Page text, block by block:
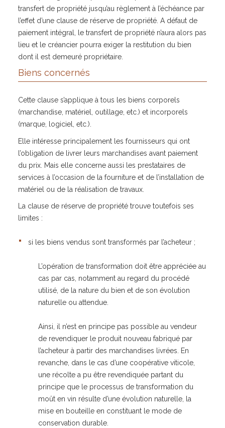
transfert de propriété jusqu’au règlement à l’échéance par
l’effet d’une clause de réserve de propriété. A défaut de
paiement intégral, le transfert de propriété n’aura alors pas
lieu et le créancier pourra exiger la restitution du bien
dont il est demeuré propriétaire.
Biens concernés
Cette clause s’applique à tous les biens corporels
(marchandise, matériel, outillage, etc.) et incorporels
(marque, logiciel, etc.).
Elle intéresse principalement les fournisseurs qui ont
l’obligation de livrer leurs marchandises avant paiement
du prix. Mais elle concerne aussi les prestataires de
services à l’occasion de la fourniture et de l’installation de
matériel ou de la réalisation de travaux.
La clause de réserve de propriété trouve toutefois ses
limites :
si les biens vendus sont transformés par l’acheteur ;
L’opération de transformation doit être appréciée au
cas par cas, notamment au regard du procédé
utilisé, de la nature du bien et de son évolution
naturelle ou attendue.
Ainsi, il n’est en principe pas possible au vendeur
de revendiquer le produit nouveau fabriqué par
l’acheteur à partir des marchandises livrées. En
revanche, dans le cas d’une coopérative viticole,
une récolte a pu être revendiquée partant du
principe que le processus de transformation du
moût en vin résulte d’une évolution naturelle, la
mise en bouteille en constituant le mode de
conservation durable.